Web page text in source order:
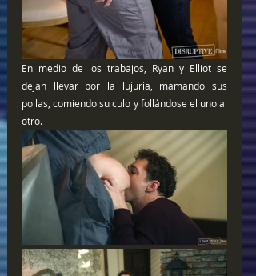
En medio de los trabajos, Ryan y Elliot se
dejan llevar por la lujuria, mamando sus
pollas, comiendo su culo y follándose el uno al
otro.